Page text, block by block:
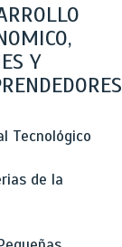
Y
Tecnológico
de la